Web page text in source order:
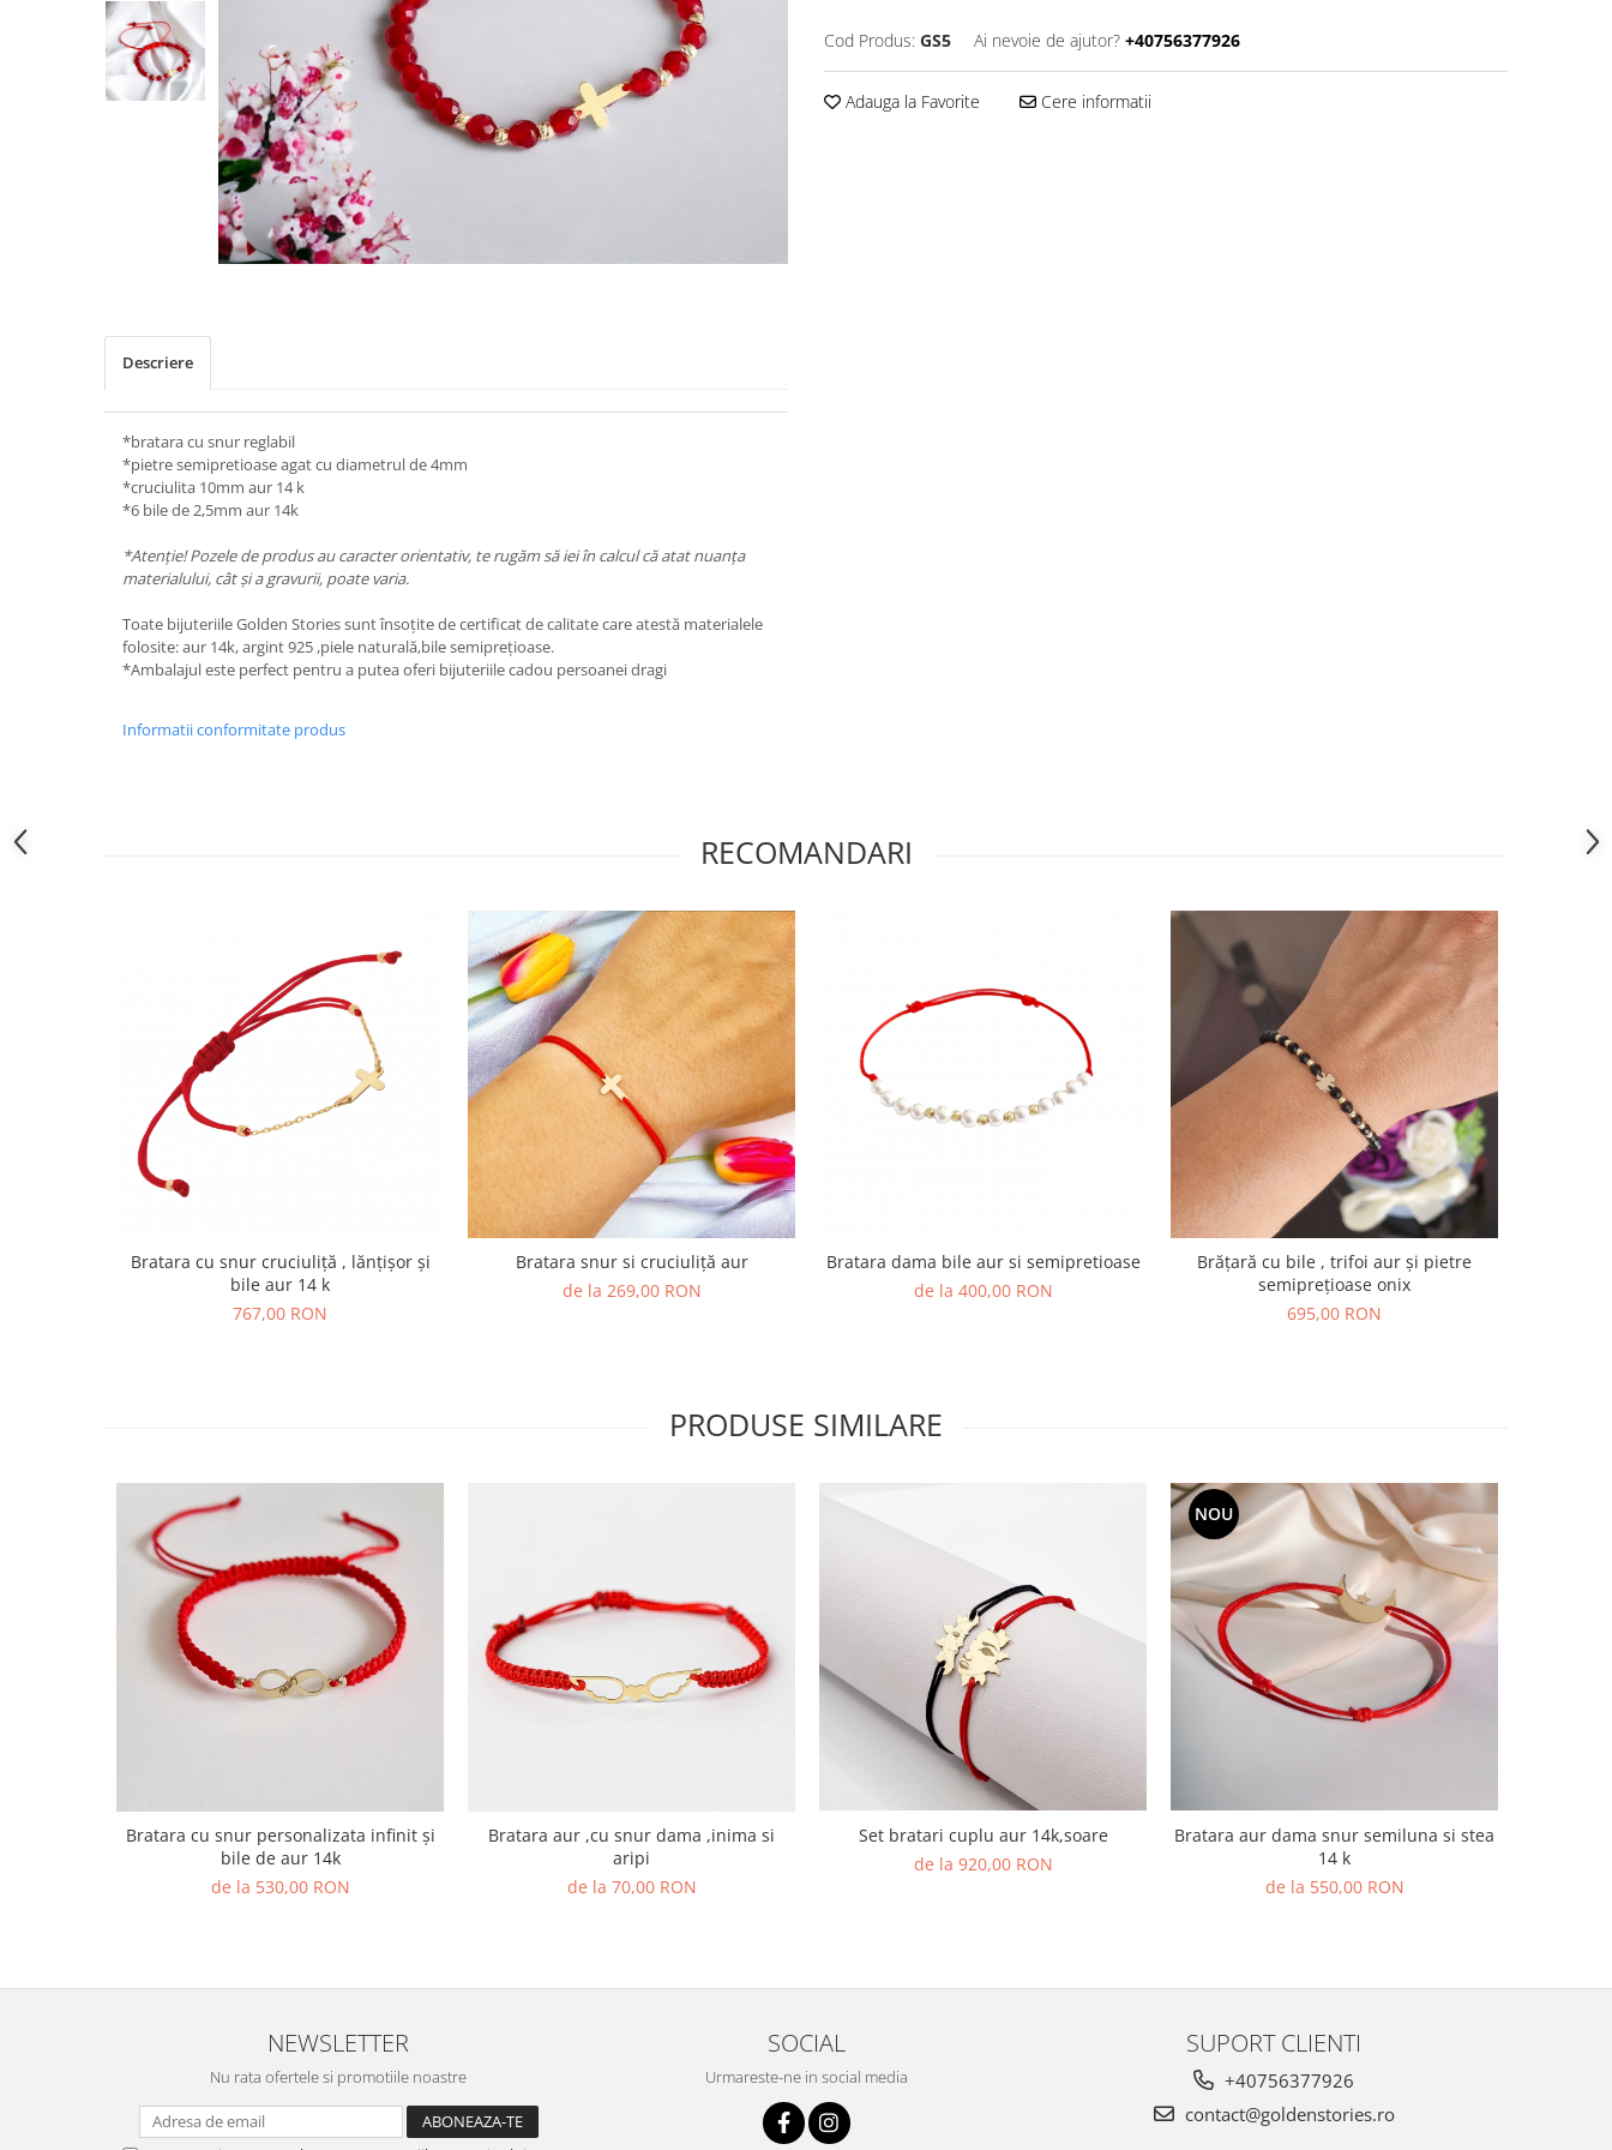
Cod Produs: GS5 Ai nevoie de ajutor? +40756377926
Adauga la Favorite Cere informatii
Descriere
*bratara cu snur reglabil
*pietre semipretioase agat cu diametrul de 4mm
*cruciulita 10mm aur 14 k
*6 bile de 2,5mm aur 14k
*Atenție! Pozele de produs au caracter orientativ, te rugăm să iei în calcul că atat nuanța
materialului, cât și a gravurii, poate varia.
Toate bijuteriile Golden Stories sunt însoțite de certificat de calitate care atestă materialele
folosite: aur 14k, argint 925 ,piele naturală,bile semiprețioase.
*Ambalajul este perfect pentru a putea oferi bijuteriile cadou persoanei dragi
Informatii conformitate produs
RECOMANDARI
Bratara cu snur cruciuliță , lănțișor și
bile aur 14 k
767,00 RON
Bratara snur si cruciuliță aur
de la 269,00 RON
Bratara dama bile aur si semipretioase
de la 400,00 RON
Brățară cu bile , trifoi aur și pietre
semiprețioase onix
695,00 RON
PRODUSE SIMILARE
Bratara cu snur personalizata infinit și
bile de aur 14k
de la 530,00 RON
Bratara aur ,cu snur dama ,inima si
aripi
de la 70,00 RON
Set bratari cuplu aur 14k,soare
de la 920,00 RON
NOU
Bratara aur dama snur semiluna si stea
14 k
de la 550,00 RON
NEWSLETTER
Nu rata ofertele si promotiile noastre
SOCIAL
Urmareste-ne in social media
SUPORT CLIENTI
+40756377926
contact@goldenstories.ro